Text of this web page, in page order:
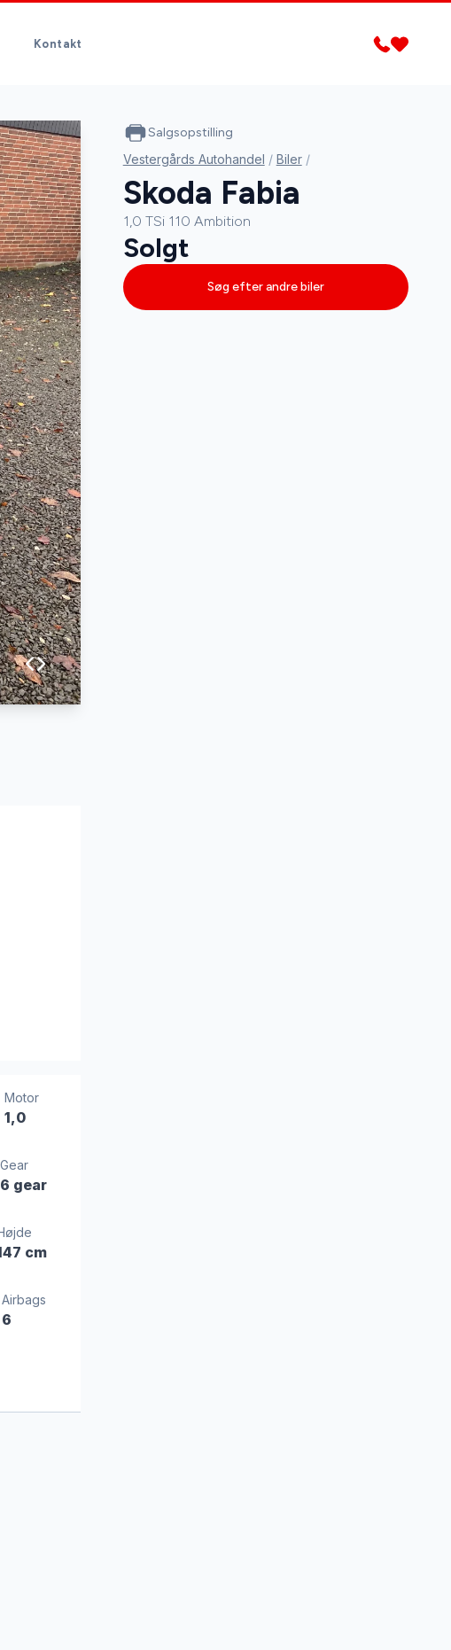
Kontakt
Motor
1,0
Gear
6 gear
cm
Airbags
6
Salgsopstilling
Vestergårds Autohandel / Biler /
Skoda Fabia
1,0 TSi 110 Ambition
Solgt
Søg efter andre biler